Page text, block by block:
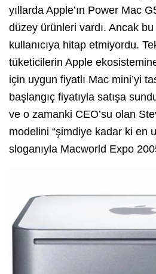
yıllarda Apple’ın Power Mac
düzey ürünleri vardı. Ancak
kullanıcıya hitap etmiyordu.
tüketicilerin Apple
için uygun fiyatlı Mac mini’yi
başlangıç fiyatıyla satışa
ve o zamanki CEO’su olan
modelini “şimdiye kadar ki en
sloganıyla Macworld Expo